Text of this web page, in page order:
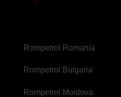
SECOND
Rompetrol Romania
Rompetrol Bulgaria
Rompetrol Moldova